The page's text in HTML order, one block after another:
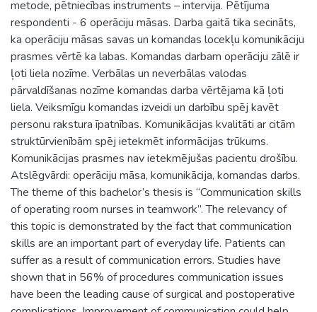
metode, pētniecības instruments – intervija. Pētījuma
respondenti - 6 operāciju māsas. Darba gaitā tika secināts,
ka operāciju māsas savas un komandas locekļu komunikāciju
prasmes vērtē ka labas. Komandas darbam operāciju zālē ir
ļoti liela nozīme. Verbālas un neverbālas valodas
pārvaldīšanas nozīme komandas darba vērtējama kā ļoti
liela. Veiksmīgu komandas izveidi un darbību spēj kavēt
personu rakstura īpatnības. Komunikācijas kvalitāti ar citām
struktūrvienībām spēj ietekmēt informācijas trūkums.
Komunikācijas prasmes nav ietekmējušas pacientu drošību.
Atslēgvārdi: operāciju māsa, komunikācija, komandas darbs.
The theme of this bachelor’s thesis is “Communication skills
of operating room nurses in teamwork”. The relevancy of
this topic is demonstrated by the fact that communication
skills are an important part of everyday life. Patients can
suffer as a result of communication errors. Studies have
shown that in 56% of procedures communication issues
have been the leading cause of surgical and postoperative